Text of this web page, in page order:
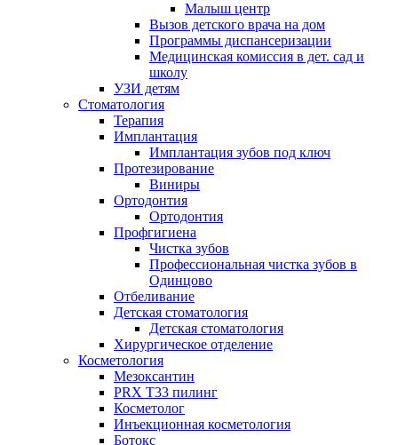
Малыш центр
Вызов детского врача на дом
Программы диспансеризации
Медицинская комиссия в дет. сад и
школу
УЗИ детям
Стоматология
Терапия
Имплантация
Имплантация зубов под ключ
Протезирование
Виниры
Ортодонтия
Ортодонтия
Профгигиена
Чистка зубов
Профессиональная чистка зубов в
Одинцово
Отбеливание
Детская стоматология
Детская стоматология
Хирургическое отделение
Косметология
Мезоксантин
PRX T33 пилинг
Косметолог
Инъекционная косметология
Ботокс